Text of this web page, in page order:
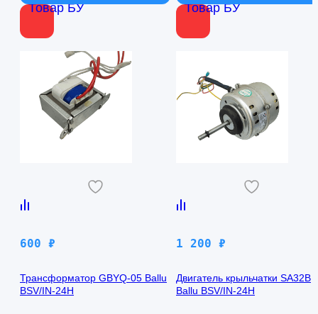
Товар БУ Товар БУ
600 ₽
Трансформатор GBYQ-05 Ballu
BSV/IN-24H
1 200 ₽
Двигатель крыльчатки SA32B
Ballu BSV/IN-24H